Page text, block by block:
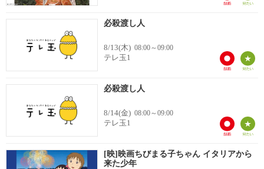
必殺渡し人
8/13(木) 08:00～09:00
テレ玉1
必殺渡し人
8/14(金) 08:00～09:00
テレ玉1
[映]映画ちびまる子ちゃん イタリアから
来た少年